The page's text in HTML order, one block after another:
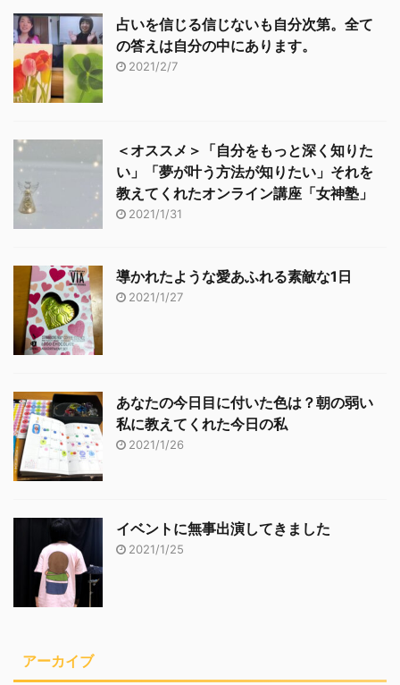
占いを信じる信じないも自分次第。全て
の答えは自分の中にあります。
2021/2/7
＜オススメ＞「自分をもっと深く知りた
い」「夢が叶う方法が知りたい」それを
教えてくれたオンライン講座「女神塾」
2021/1/31
導かれたような愛あふれる素敵な1日
2021/1/27
あなたの今日目に付いた色は？朝の弱い
私に教えてくれた今日の私
2021/1/26
イベントに無事出演してきました
2021/1/25
アーカイブ